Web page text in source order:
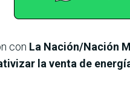
con La Nación/Nación
la venta de